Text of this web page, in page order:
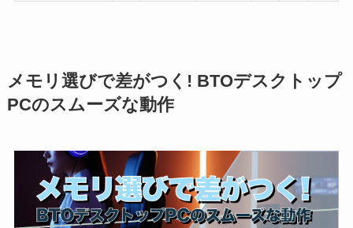
メモリ選びで差がつく! BTOデスクトップ
PCのスムーズな動作